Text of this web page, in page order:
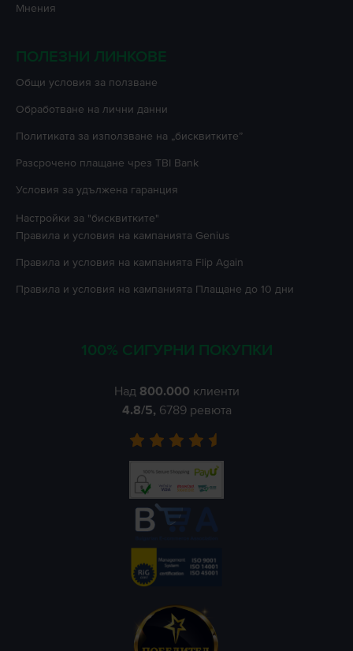
Мнения
ПОЛЕЗНИ ЛИНКОВЕ
Oбщи условия за ползване
Oбработване на лични данни
Политиката за използване на „бисквитките”
Разсрочено плащане чрез TBI Bank
Условия за удължена гаранция
Настройки за "бисквитките"
Правила и условия на кампанията Genius
Правила и условия на кампанията Flip Again
Правила и условия на кампанията Плащане до 10 дни
100% СИГУРНИ ПОКУПКИ
Над 800.000 клиенти
4.8/5, 6789 ревюта